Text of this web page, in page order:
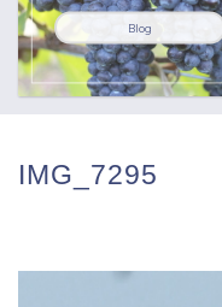
Blog
IMG_7295